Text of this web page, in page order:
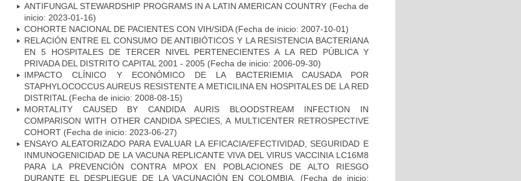
ANTIFUNGAL STEWARDSHIP PROGRAMS IN A LATIN AMERICAN COUNTRY (Fecha de
inicio: 2023-01-16)
COHORTE NACIONAL DE PACIENTES CON VIH/SIDA(Fecha de inicio: 2007-10-01)
RELACIÓN ENTRE EL CONSUMO DE ANTIBIÓTICOS Y LA RESISTENCIA BACTERIANA
EN 5 HOSPITALES DE TERCER NIVEL PERTENECIENTES A LA RED PÚBLICA Y
PRIVADA DEL DISTRITO CAPITAL 2001 - 2005 (Fecha de inicio: 2006-09-30)
IMPACTO CLÍNICO Y ECONÓMICO DE LA BACTERIEMIA CAUSADA POR
STAPHYLOCOCCUS AUREUS RESISTENTE A METICILINA EN HOSPITALES DE LA RED
DISTRITAL (Fecha de inicio: 2008-08-15)
MORTALITY CAUSED BY CANDIDA AURIS BLOODSTREAM INFECTION IN
COMPARISON WITH OTHER CANDIDA SPECIES, A MULTICENTER RETROSPECTIVE
COHORT (Fecha de inicio: 2023-06-27)
ENSAYO ALEATORIZADO PARA EVALUAR LA EFICACIA/EFECTIVIDAD, SEGURIDAD E
INMUNOGENICIDAD DE LA VACUNA REPLICANTE VIVA DEL VIRUS VACCINIA LC16M8
PARA LA PREVENCIÓN CONTRA MPOX EN POBLACIONES DE ALTO RIESGO
DURANTE EL DESPLIEGUE DE LA VACUNACIÓN EN COLOMBIA.
(Fecha de inicio: